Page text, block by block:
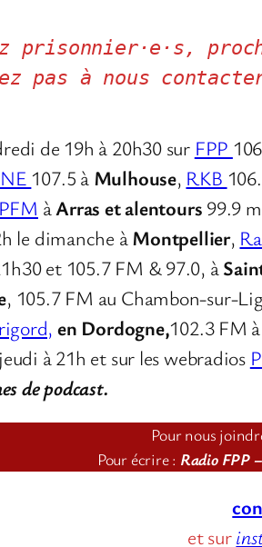
prisonnier·e·s,
pas à nous
de 19h à 20h30 sur FPP
107.5 à Mulhouse, RKB
PFM à Arras et alentours 99.9
le dimanche à Montpellier,
et 105.7 FM & 97.0, à
, 105.7 FM au Chambon-sur-
en Dordogne,102.3 FM à
jeudi à 21h et sur les webradios
de podcast.
Pour nous
Pour écrire : Radio FPP
et sur